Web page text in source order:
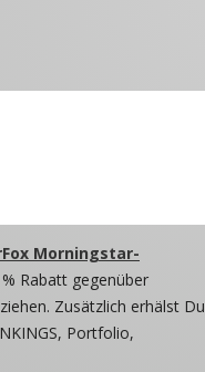
Morningstar-
Rabatt gegenüber
Zusätzlich erhälst Du
Portfolio,